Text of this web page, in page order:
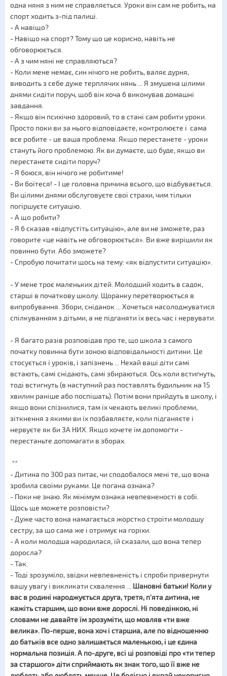
одна няня з ним не справляється. Уроки він сам не робить, на
спорт ходить з-під палиці.
- А навіщо?
- Навіщо на спорт? Тому що це корисно, навіть не
обговорюється.
- А з чим няні не справляються?
- Коли мене немає, син нічого не робить, валяє дурня,
виводить з себе дуже терплячих нянь ... Я змушена цілими
днями сидіти поруч, щоб він хоча б виконував домашні
завдання.
- Якщо він психічно здоровий, то в стані сам робити уроки.
Просто поки ви за нього відповідаєте, контролюєте і сама
все робите - це ваша проблема. Якщо перестанете - уроки
стануть його проблемою. Як ви думаєте, що буде, якщо ви
перестанете сидіти поруч?
- Я боюся, він нічого не робитиме!
- Ви боїтеся! - І це головна причина всього, що відбувається.
Ви цілими днями обслуговуєте свої страхи, чим тільки
погіршуєте ситуацію.
- А що робити?
- Я б сказав «відпустіть ситуацію», але ви не зможете, раз
говорите «це навіть не обговорюється». Ви вже вирішили як
повинно бути. Або зможете?
- Спробую почитати щось на тему: «як відпустити ситуацію».
- У мене троє маленьких дітей. Молодший ходить в садок,
старші в початкову школу. Щоранку перетворюється в
випробування. Збори, сніданок ... Хочеться насолоджуватися
спілкуванням з дітьми, а не підганяти їх весь час і нервувати.
- Я багато разів розповідав про те, що школа з самого
початку повинна бути зоною відповідальності дитини. Це
стосується і уроків, і запізнень ... Нехай ваші діти самі
встають, самі снідають, самі збираються. Ось коли встигнуть,
тоді встигнуть (в наступний раз поставлять будильник на 15
хвилин раніше або поспішать). Потім вони прийдуть в школу, і
якщо вони спізнилися, там їх чекають великі проблеми,
зіткнення з якими ви їх позбавляєте, коли підганяєте і
нервуєте як би ЗА НИХ. Якщо хочете їм допомогти -
перестаньте допомагати в зборах.
**
- Дитина по 300 раз питає, чи сподобалося мені те, що вона
зробила своїми руками. Це погана ознака?
- Поки не знаю. Як мінімум ознака невпевненості в собі.
Щось ще можете розповісти?
- Дуже часто вона намагається жорстко строїти молодшу
сестру, за що сама же і отримує на горіхи.
- А коли молодша народилася, їй сказали, що вона тепер
доросла?
- Так.
- Тоді зрозуміло, звідки невпевненість і спроби привернути
вашу увагу і викликати схвалення ... Шановні батьки! Коли у
вас в родині народжується друга, третя, п'ята дитина, не
кажіть старшим, що вони вже дорослі. Ні поведінкою, ні
словами не давайте їм зрозуміти, що мовляв «ти вже
велика». По-перше, вона хоч і старшиа, але по відношенню
до батьків все одно залишається маленькою, і це єдина
нормальна позиція. А по-друге, всі ці розповіді про «ти тепер
за старшого» діти сприймають як знак того, що її вже не